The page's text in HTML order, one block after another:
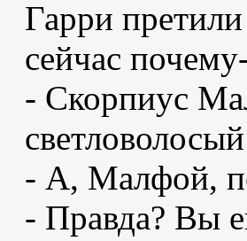
Гарри
сейчас
- Скорпиус
- А, Малфой,
- Правда? Вы